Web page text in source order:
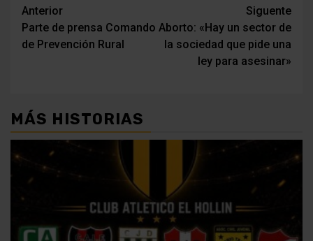
Navegación
de
Anterior
Parte de prensa Comando
de Prevención Rural
Siguente
Aborto: «Hay un sector de
la sociedad que pide una
ley para asesinar»
MÁS HISTORIAS